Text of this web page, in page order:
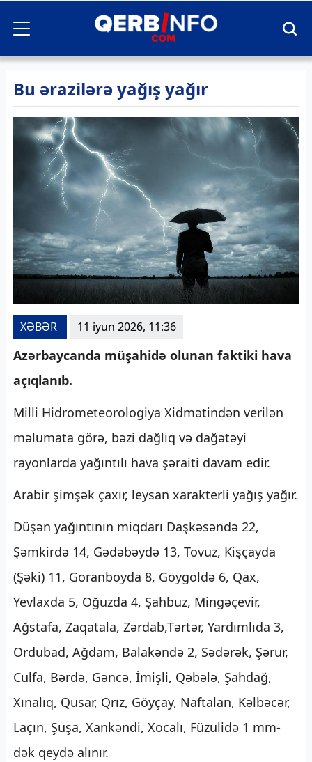
Bu ərazilərə yağış yağır
XƏBƏR 11 iyun 2026, 11:36
Azərbaycanda müşahidə olunan faktiki hava
açıqlanıb.
Milli Hidrometeorologiya Xidmətindən verilən
məlumata görə, bəzi dağlıq və dağətəyi
rayonlarda yağıntılı hava şəraiti davam edir.
Arabir şimşək çaxır, leysan xarakterli yağış yağır.
Düşən yağıntının miqdarı Daşkəsəndə 22,
Şəmkirdə 14, Gədəbəydə 13, Tovuz, Kişçayda
(Şəki) 11, Goranboyda 8, Göygöldə 6, Qax,
Yevlaxda 5, Oğuzda 4, Şahbuz, Mingəçevir,
Ağstafa, Zaqatala, Zərdab,Tərtər, Yardımlıda 3,
Ordubad, Ağdam, Balakəndə 2, Sədərək, Şərur,
Culfa, Bərdə, Gəncə, İmişli, Qəbələ, Şahdağ,
Xınalıq, Qusar, Qrız, Göyçay, Naftalan, Kəlbəcər,
Laçın, Şuşa, Xankəndi, Xocalı, Füzulidə 1 mm-
dək qeydə alınır.